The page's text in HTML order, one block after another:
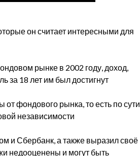
он считает интересными для
рынке в 2002 году, доход,
за 18 лет им был достигнут
фондового рынка, то есть по сути
независимости
и Сбербанк, а также выразил своё
недооценены и могут быть